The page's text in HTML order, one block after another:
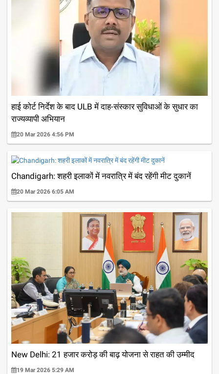
हाई कोर्ट निर्देश के बाद ULB में दाह-संस्कार सुविधाओं के सुधार का
राज्यव्यापी अभियान
20 Mar 2026 4:56 PM
Chandigarh: शहरी इलाकों में नवरात्रि में बंद रहेंगी मीट दुकानें
20 Mar 2026 6:05 AM
New Delhi: 21 हजार करोड़ की बाढ़ योजना से राहत की उम्मीद
19 Mar 2026 5:29 AM